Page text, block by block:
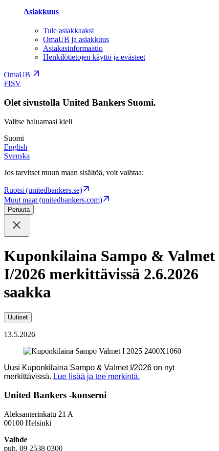
Asiakkuus
Tule asiakkaaksi
OmaUB ja asiakkuus
Asiakasinformaatio
Henkilötietojen käyttö ja evästeet
OmaUB
FISV
Olet sivustolla United Bankers Suomi.
Valitse haluamasi kieli
Suomi
English
Svenska
Jos tarvitset muun maan sisältöä, voit vaihtaa:
Ruotsi (unitedbankers.se)
Muut maat (unitedbankers.com)
Peruuta
Kuponkilaina Sampo & Valmet
I/2026 merkittävissä 2.6.2026
saakka
Uutiset
13.5.2026
Uusi Kuponkilaina Sampo & Valmet I/2026 on nyt
merkittävissä. Lue lisää ja tee merkintä.
United Bankers -konserni
Aleksanterinkatu 21 A
00100 Helsinki
Vaihde
puh. 09 2538 0300